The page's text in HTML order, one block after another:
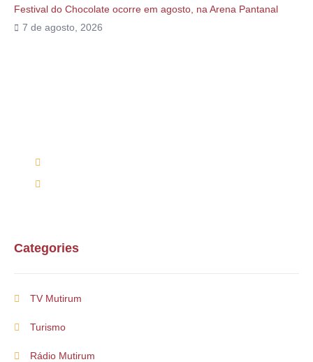
Festival do Chocolate ocorre em agosto, na Arena Pantanal
7 de agosto, 2026
Categories
TV Mutirum
Turismo
Rádio Mutirum